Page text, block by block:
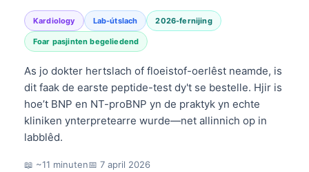
Kardiology Lab-útslach 2026-fernijing
Foar pasjinten begeliedend
As jo dokter hertslach of floeistof-oerlêst neamde, is
dit faak de earste peptide-test dy't se bestelle. Hjir is
hoe’t BNP en NT-proBNP yn de praktyk yn echte
kliniken ynterpretearre wurde—net allinnich op in
labblêd.
📖 ~11 minuten📅 7 april 2026